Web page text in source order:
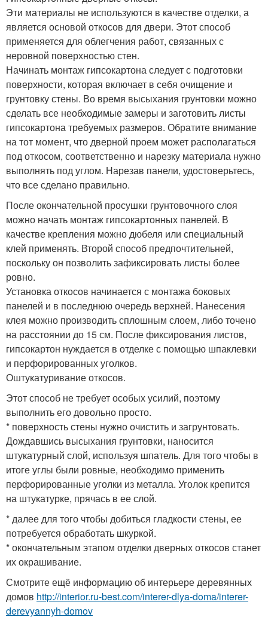
Эти материалы не используются в качестве отделки, а
является основой откосов для двери. Этот способ
применяется для облегчения работ, связанных с
неровной поверхностью стен.
Начинать монтаж гипсокартона следует с подготовки
поверхности, которая включает в себя очищение и
грунтовку стены. Во время высыхания грунтовки можно
сделать все необходимые замеры и заготовить листы
гипсокартона требуемых размеров. Обратите внимание
на тот момент, что дверной проем может располагаться
под откосом, соответственно и нарезку материала нужно
выполнять под углом. Нарезав панели, удостоверьтесь,
что все сделано правильно.
После окончательной просушки грунтовочного слоя
можно начать монтаж гипсокартонных панелей. В
качестве крепления можно дюбеля или специальный
клей применять. Второй способ предпочтительней,
поскольку он позволить зафиксировать листы более
ровно.
Установка откосов начинается с монтажа боковых
панелей и в последнюю очередь верхней. Нанесения
клея можно производить сплошным слоем, либо точено
на расстоянии до 15 см. После фиксирования листов,
гипсокартон нуждается в отделке с помощью шпаклевки
и перфорированных уголков.
Оштукатуривание откосов.
Этот способ не требует особых усилий, поэтому
выполнить его довольно просто.
* поверхность стены нужно очистить и загрунтовать.
Дождавшись высыхания грунтовки, наносится
штукатурный слой, используя шпатель. Для того чтобы в
итоге углы были ровные, необходимо применить
перфорированные уголки из металла. Уголок крепится
на штукатурке, прячась в ее слой.
* далее для того чтобы добиться гладкости стены, ее
потребуется обработать шкуркой.
* окончательным этапом отделки дверных откосов станет
их окрашивание.
Смотрите ещё информацию об интерьере деревянных
домов http://interior.ru-best.com/interer-dlya-doma/interer-
derevyannyh-domov